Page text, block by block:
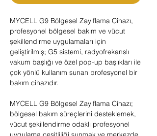
MYCELL G9 Bölgesel Zayıflama Cihazı,
profesyonel bölgesel bakım ve vücut
şekillendirme uygulamaları için
geliştirilmiş; G5 sistemi, radyofrekanslı
vakum başlığı ve özel pop-up başlıkları ile
çok yönlü kullanım sunan profesyonel bir
bakım cihazıdır.
MYCELL G9 Bölgesel Zayıflama Cihazı;
bölgesel bakım süreçlerini desteklemek,
vücut şekillendirme odaklı profesyonel